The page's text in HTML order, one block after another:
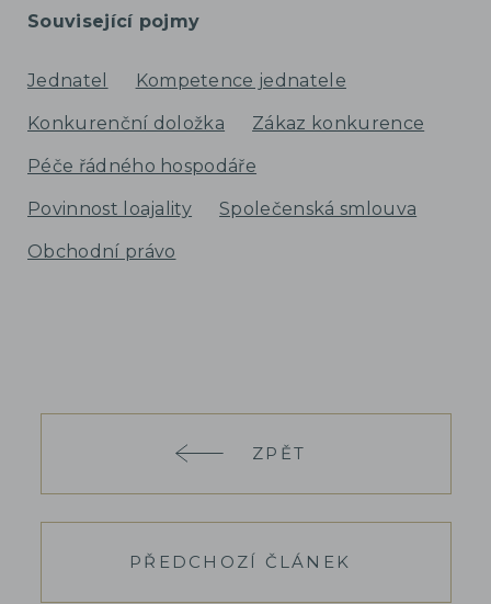
Související pojmy
Jednatel Kompetence jednatele
Konkurenční doložka Zákaz konkurence
Péče řádného hospodáře
Povinnost loajality Společenská smlouva
Obchodní právo
ZPĚT
PŘEDCHOZÍ ČLÁNEK